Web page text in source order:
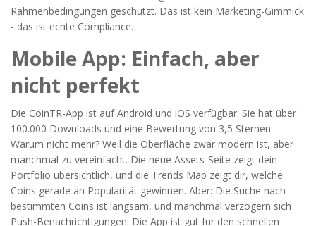
Rahmenbedingungen geschützt. Das ist kein Marketing-Gimmick
- das ist echte Compliance.
Mobile App: Einfach, aber
nicht perfekt
Die CoinTR-App ist auf Android und iOS verfügbar. Sie hat über
100.000 Downloads und eine Bewertung von 3,5 Sternen.
Warum nicht mehr? Weil die Oberfläche zwar modern ist, aber
manchmal zu vereinfacht. Die neue Assets-Seite zeigt dein
Portfolio übersichtlich, und die Trends Map zeigt dir, welche
Coins gerade an Popularität gewinnen. Aber: Die Suche nach
bestimmten Coins ist langsam, und manchmal verzögern sich
Push-Benachrichtigungen. Die App ist gut für den schnellen